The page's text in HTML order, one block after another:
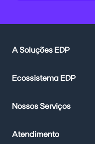
A Soluções EDP
Ecossistema EDP
Nossos Serviços
Atendimento